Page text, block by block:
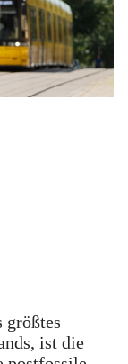
größtes
ist die